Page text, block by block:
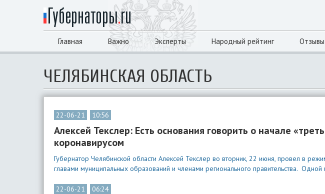
Главная Важно Эксперты Народный рейтинг Отзывы
ЧЕЛЯБИНСКАЯ ОБЛАСТЬ
22-06-21 10:56
Алексей Текслер: Есть основания говорить о начале
коронавирусом
Губернатор Челябинской области Алексей Текслер во вторник, 22 июня, провел в
главами муниципальных образований и членами регионального правительства. Одной
22-06-21 06:24